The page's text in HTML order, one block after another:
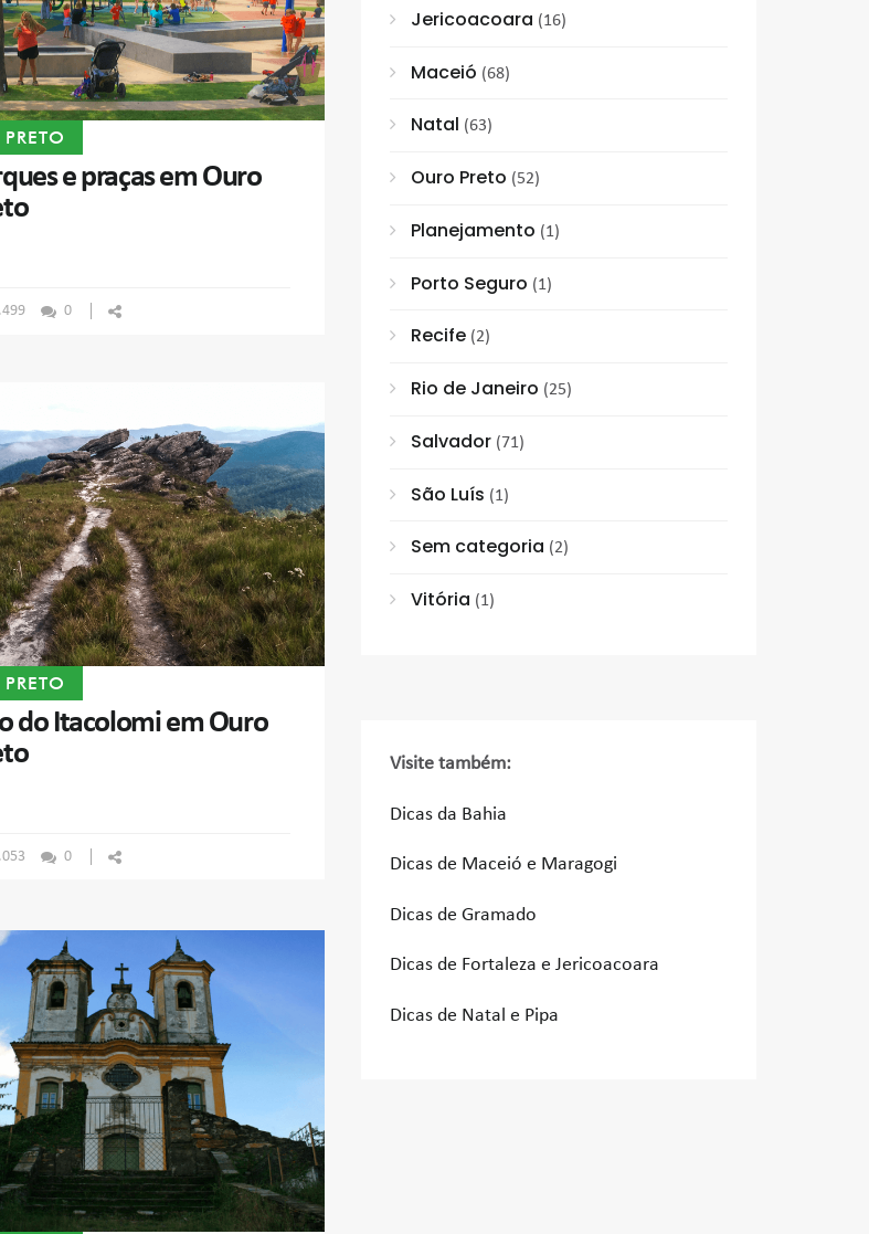
e praças em Ouro
0
do Itacolomi em Ouro
0
Jericoacoara (16)
Maceió (68)
Natal (63)
Ouro Preto (52)
Planejamento (1)
Porto Seguro (1)
Recife (2)
Rio de Janeiro (25)
Salvador (71)
São Luís (1)
Sem categoria (2)
Vitória (1)
Visite também:
Dicas da Bahia
Dicas de Maceió e Maragogi
Dicas de Gramado
Dicas de Fortaleza e Jericoacoara
Dicas de Natal e Pipa